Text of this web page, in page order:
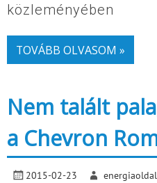
közleményében
TOVÁBB OLVASOM »
Nem talált
a Chevron
2015-02-23 energiaoldal